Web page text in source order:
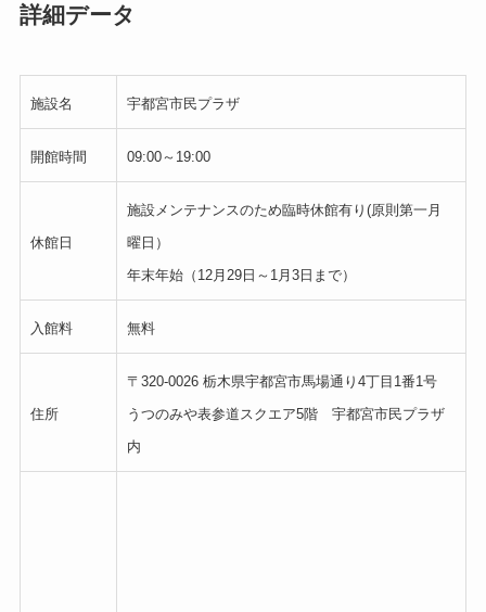
詳細データ
施設名 宇都宮市民プラザ
開館時間 09:00～19:00
休館日
施設メンテナンスのため臨時休館有り(原則第一月
曜日）
年末年始（12月29日～1月3日まで）
入館料 無料
住所
〒320-0026 栃木県宇都宮市馬場通り4丁目1番1号
うつのみや表参道スクエア5階 宇都宮市民プラザ
内